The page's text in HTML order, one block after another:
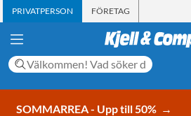
PRIVATPERSON FÖRETAG
SOMMARREA - Upp till 50% →